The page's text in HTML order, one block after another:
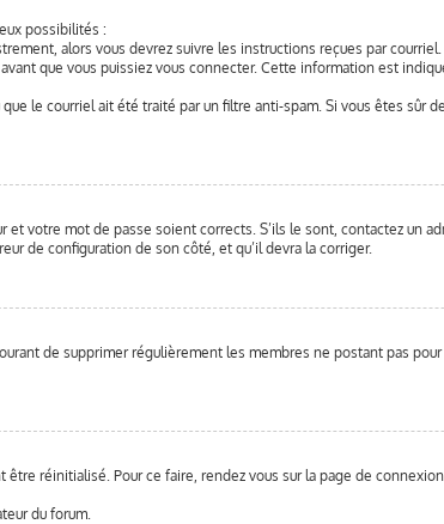
possibilités :
alors vous devrez suivre les instructions reçues par
que vous puissiez vous connecter. Cette information est
le courriel ait été traité par un filtre anti-spam. Si vous êtes sûr
votre mot de passe soient corrects. S’ils le sont, contactez un
de configuration de son côté, et qu’il devra la corriger.
de supprimer régulièrement les membres ne postant pas
réinitialisé. Pour ce faire, rendez vous sur la page de
du forum.